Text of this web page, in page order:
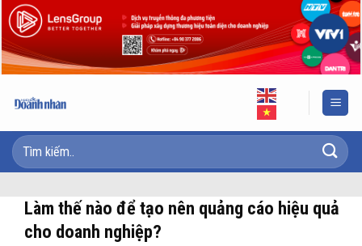
Skip
to
content
Làm thế nào để tạo nên quảng cáo hiệu quả
cho doanh nghiệp?